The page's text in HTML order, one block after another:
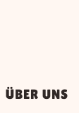
ÜBER UNS